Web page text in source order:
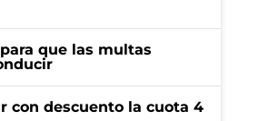
que las multas
con descuento la cuota 4